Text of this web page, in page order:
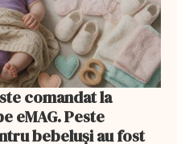
comandat la
eMAG. Peste
bebeluși au fost